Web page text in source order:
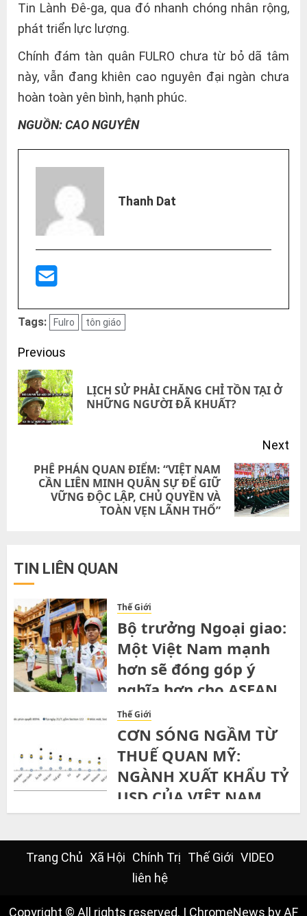
Tin Lành Đê-ga, qua đó nhanh chóng nhân rộng,
phát triển lực lượng.
Chính đám tàn quân FULRO chưa từ bỏ dã tâm
này, vẫn đang khiên cao nguyên đại ngàn chưa
hoàn toàn yên bình, hạnh phúc.
NGUỒN: CAO NGUYÊN
Thanh Dat
Tags: Fulro tôn giáo
Post
navigation
Previous
LỊCH SỬ PHẢI CHĂNG CHỈ TỒN TẠI Ở
NHỮNG NGƯỜI ĐÃ KHUẤT?
Next
Next
PHÊ PHÁN QUAN ĐIỂM: “VIỆT NAM
CẦN LIÊN MINH QUÂN SỰ ĐỂ GIỮ
VỮNG ĐỘC LẬP, CHỦ QUYỀN VÀ
TOÀN VẸN LÃNH THỔ”
TIN LIÊN QUAN
Thế Giới
Bộ trưởng Ngoại giao:
Một Việt Nam mạnh
hơn sẽ đóng góp ý
nghĩa hơn cho ASEAN
SATURDAY, 1ST AUGUST, 2026
Thế Giới
CƠN SÓNG NGẦM TỪ
THUẾ QUAN MỸ:
NGÀNH XUẤT KHẨU TỶ
USD CỦA VIỆT NAM
ĐỨNG TRƯỚC NGÃ RẼ”
Trang Chủ Xã Hội Chính Trị Thế Giới VIDEO
liên hệ
Copyright © All rights reserved. | ChromeNews by AF